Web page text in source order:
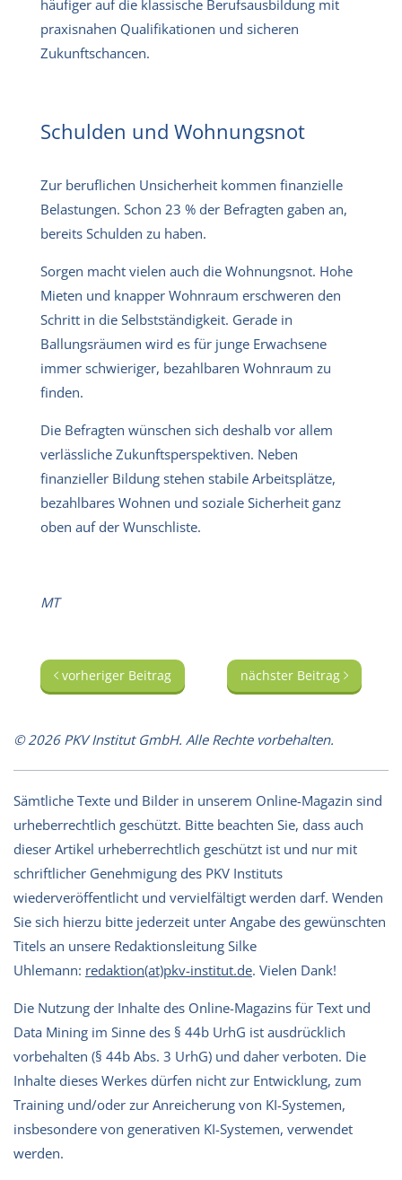
häufiger auf die klassische Berufsausbildung mit
praxisnahen Qualifikationen und sicheren
Zukunftschancen.
Schulden und Wohnungsnot
Zur beruflichen Unsicherheit kommen finanzielle
Belastungen. Schon 23 % der Befragten gaben an,
bereits Schulden zu haben.
Sorgen macht vielen auch die Wohnungsnot. Hohe
Mieten und knapper Wohnraum erschweren den
Schritt in die Selbstständigkeit. Gerade in
Ballungsräumen wird es für junge Erwachsene
immer schwieriger, bezahlbaren Wohnraum zu
finden.
Die Befragten wünschen sich deshalb vor allem
verlässliche Zukunftsperspektiven. Neben
finanzieller Bildung stehen stabile Arbeitsplätze,
bezahlbares Wohnen und soziale Sicherheit ganz
oben auf der Wunschliste.
MT
vorheriger Beitrag nächster Beitrag
© 2026 PKV Institut GmbH. Alle Rechte vorbehalten.
Sämtliche Texte und Bilder in unserem Online-Magazin sind
urheberrechtlich geschützt. Bitte beachten Sie, dass auch
dieser Artikel urheberrechtlich geschützt ist und nur mit
schriftlicher Genehmigung des PKV Instituts
wiederveröffentlicht und vervielfältigt werden darf. Wenden
Sie sich hierzu bitte jederzeit unter Angabe des gewünschten
Titels an unsere Redaktionsleitung Silke
Uhlemann: redaktion(at)pkv-institut.de. Vielen Dank!
Die Nutzung der Inhalte des Online-Magazins für Text und
Data Mining im Sinne des § 44b UrhG ist ausdrücklich
vorbehalten (§ 44b Abs. 3 UrhG) und daher verboten. Die
Inhalte dieses Werkes dürfen nicht zur Entwicklung, zum
Training und/oder zur Anreicherung von KI-Systemen,
insbesondere von generativen KI-Systemen, verwendet
werden.